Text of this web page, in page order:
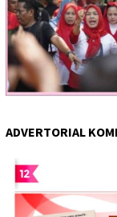
ADVERTORIAL